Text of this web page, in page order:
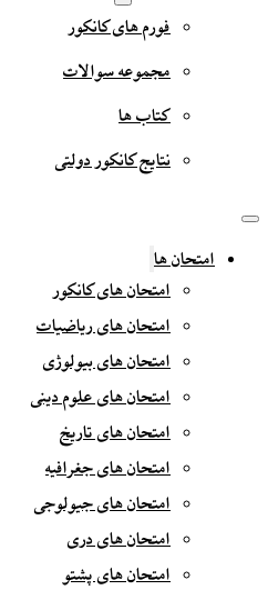
فورم های کانکور
مجموعه سوالات
کتاب ها
نتایج کانکور دولتی
امتحان ها
امتحان های کانکور
امتحان های ریاضیات
امتحان های بیولوژی
امتحان های علوم دینی
امتحان های تاریخ
امتحان های جغرافیه
امتحان های جیولوجی
امتحان های دری
امتحان های پشتو